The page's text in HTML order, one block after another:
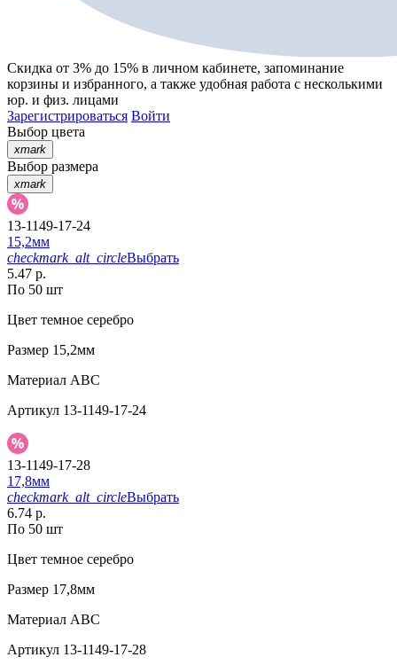
Скидка от 3% до 15% в личном кабинете, запоминание
корзины и избранного, а также удобная работа с несколькими
юр. и физ. лицами
Зарегистрироваться Войти
Выбор цвета
xmark
Выбор размера
xmark
13-1149-17-24
15,2мм
checkmark_alt_circleВыбрать
5.47 р.
По 50 шт
Цвет темное серебро
Размер 15,2мм
Материал АВС
Артикул 13-1149-17-24
13-1149-17-28
17,8мм
checkmark_alt_circleВыбрать
6.74 р.
По 50 шт
Цвет темное серебро
Размер 17,8мм
Материал АВС
Артикул 13-1149-17-28